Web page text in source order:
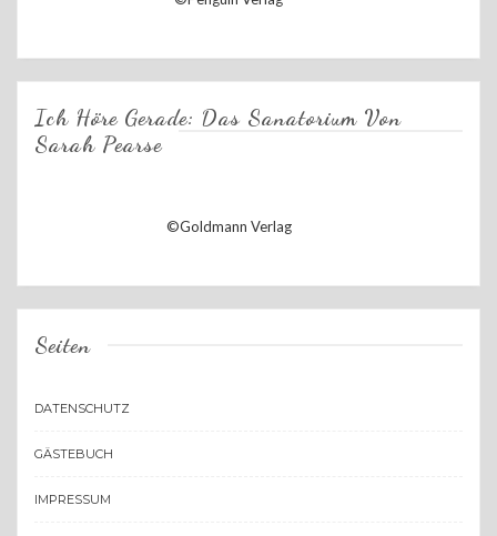
Ich Höre Gerade: Das Sanatorium Von
Sarah Pearse
©Goldmann Verlag
Seiten
DATENSCHUTZ
GÄSTEBUCH
IMPRESSUM